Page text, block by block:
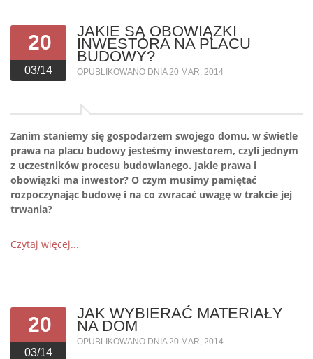
20
03/14
JAKIE SĄ OBOWIĄZKI
INWESTORA NA PLACU
BUDOWY?
OPUBLIKOWANO DNIA 20 MAR, 2014
Zanim staniemy się gospodarzem swojego domu, w świetle
prawa na placu budowy jesteśmy inwestorem, czyli jednym
z uczestników procesu budowlanego. Jakie prawa i
obowiązki ma inwestor? O czym musimy pamiętać
rozpoczynając budowę i na co zwracać uwagę w trakcie jej
trwania?
Czytaj więcej...
20
03/14
JAK WYBIERAĆ MATERIAŁY
NA DOM
OPUBLIKOWANO DNIA 20 MAR, 2014